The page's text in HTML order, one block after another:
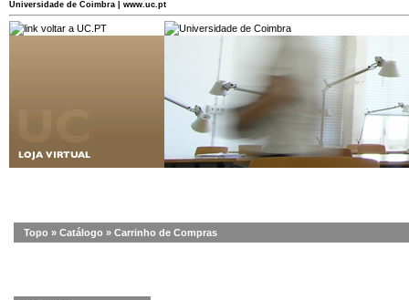
Universidade de Coimbra | www.uc.pt
Topo » Catálogo » Carrinho de Compras